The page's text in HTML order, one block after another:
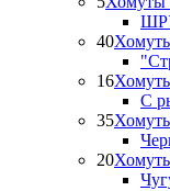
40
16
С
35
20